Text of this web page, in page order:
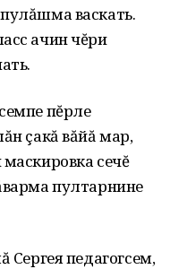
васкать.
ачин чĕри
пĕрле
çакă вăйă мар,
сечĕ
пултарнине
Сергея педагогсем,